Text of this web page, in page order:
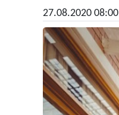
27.08.2020 08:00